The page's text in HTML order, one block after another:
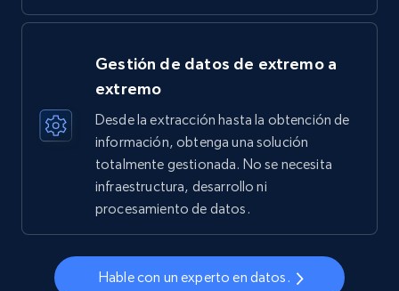
Gestión de datos de extremo a
extremo
Desde la extracción hasta la obtención de
información, obtenga una solución
totalmente gestionada. No se necesita
infraestructura, desarrollo ni
procesamiento de datos.
Hable con un experto en datos.